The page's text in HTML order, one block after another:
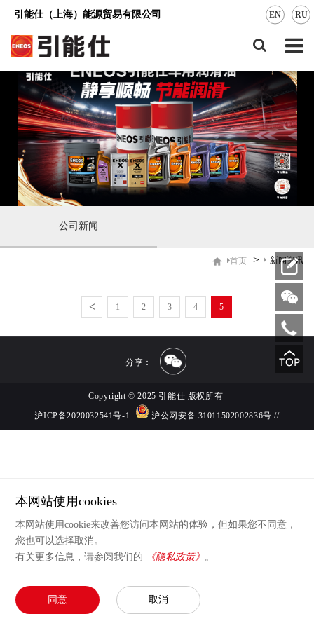
引能仕（上海）能源贸易有限公司 EN RU
公司新闻
首页 > 新闻资讯
< 1 2 3 4 5
分享：
Copyright © 2025 引能仕 版权所有
沪ICP备2020032541号-1
沪公网安备 31011502002836号 //
本网站使用cookies
本网站使用cookie来改善您访问本网站的体验，但如果您不同意，
您也可以选择取消。
有关更多信息，请参阅我们的
《隐私政策》 。
同意 取消